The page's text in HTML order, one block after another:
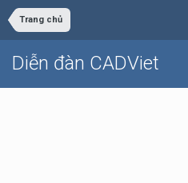
Trang chủ
Diễn đàn CADViet